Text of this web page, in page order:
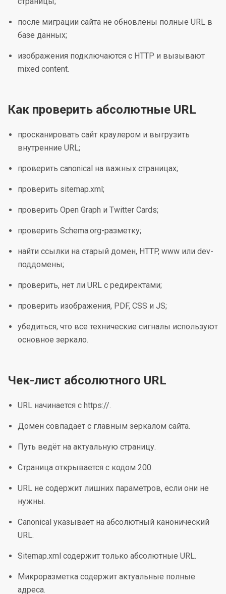
после миграции сайта не обновлены полные URL в
базе данных;
изображения подключаются с HTTP и вызывают
mixed content.
Как проверить абсолютные URL
просканировать сайт краулером и выгрузить
внутренние URL;
проверить canonical на важных страницах;
проверить sitemap.xml;
проверить Open Graph и Twitter Cards;
проверить Schema.org-разметку;
найти ссылки на старый домен, HTTP, www или dev-
поддомены;
проверить, нет ли URL с редиректами;
проверить изображения, PDF, CSS и JS;
убедиться, что все технические сигналы используют
основное зеркало.
Чек-лист абсолютного URL
URL начинается с https://.
Домен совпадает с главным зеркалом сайта.
Путь ведёт на актуальную страницу.
Страница открывается с кодом 200.
URL не содержит лишних параметров, если они не
нужны.
Canonical указывает на абсолютный канонический
URL.
Sitemap.xml содержит только абсолютные URL.
Микроразметка содержит актуальные полные
адреса.